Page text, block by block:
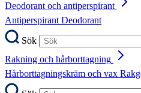
Deodorant och antiperspirant
AntiperspirantDeodorant
Sök
Rakning och hårborttagning
Hårborttagningskräm och vax